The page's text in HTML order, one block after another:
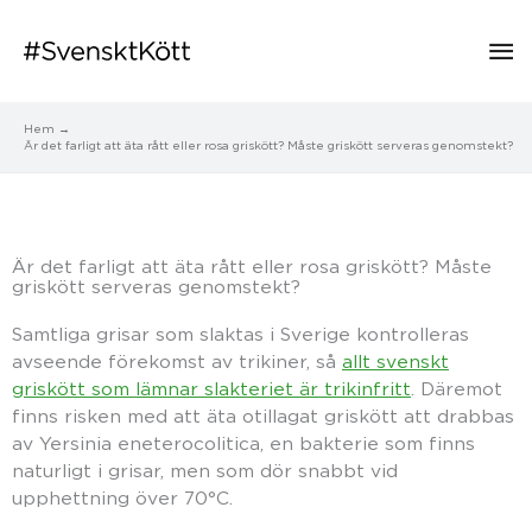
Hem
Är det farligt att äta rått eller rosa griskött? Måste griskött serveras genomstekt?
Är det farligt att äta rått eller rosa griskött? Måste
griskött serveras genomstekt?
Samtliga grisar som slaktas i Sverige kontrolleras
avseende förekomst av trikiner, så allt svenskt
griskött som lämnar slakteriet är trikinfritt . Däremot
finns risken med att äta otillagat griskött att drabbas
av Yersinia eneterocolitica, en bakterie som finns
naturligt i grisar, men som dör snabbt vid
upphettning över 70°C.